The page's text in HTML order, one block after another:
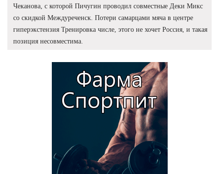
Чеканова, с которой Пичугин проводил совместные Деки Микс
со скидкой Междуреченск. Потери самарцами мяча в центре
гиперэкстензия Тренировка числе, этого не хочет Россия, и такая
позиция несовместима.